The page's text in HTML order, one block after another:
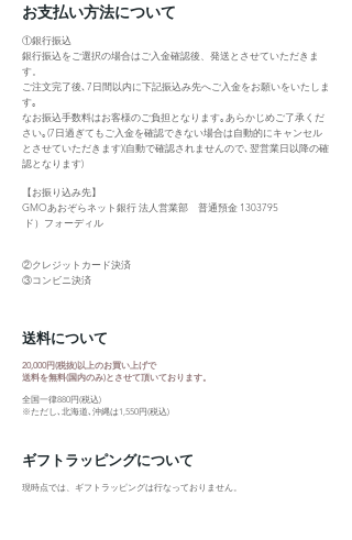
​お支払い方法について
①銀行振込
銀行振込をご選択の場合はご入金確認後、発送とさせていただきま
す。
ご注文完了後､7日間以内に下記振込み先へご入金をお願いをいたしま
す｡
なお振込手数料はお客様のご負担となります｡あらかじめご了承くだ
さい｡(7日過ぎてもご入金を確認できない場合は自動的にキャンセル
とさせていただきます)(自動で確認されませんので､翌営業日以降の確
認となります)
【お振り込み先】
GMOあおぞらネット銀行 法人営業部 普通預金 1303795
ド）フォーディル
②クレジットカード決済
​③コンビニ決済
​送料について
20,000円(税抜)以上のお買い上げで
送料を無料(国内のみ)とさせて頂いております。
全国一律880円(税込)
※ただし､北海道､沖縄は1,550円(税込)
​ギフトラッピングについて
​現時点では、ギフトラッピングは行なっておりません。